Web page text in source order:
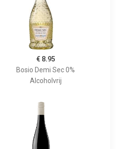
€ 8.95
Bosio Demi Sec 0%
Alcoholvrij